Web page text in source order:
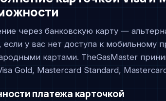
через банковскую карту —
если у вас нет доступа к мобильному
картами. TheGasMaster
Gold, Mastercard Standard,
платежа карточкой